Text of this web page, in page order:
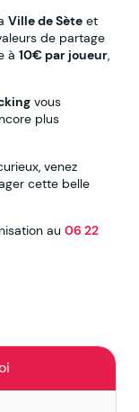
Ville de Sète et
de partage
à 10€ par joueur,
vous
plus
venez
cette belle
au 06 22